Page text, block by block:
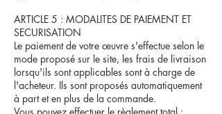
ARTICLE 5 : MODALITES DE PAIEMENT ET
SECURISATION
Le paiement de votre œuvre s'effectue selon le
mode proposé sur le site, les frais de livraison
lorsqu'ils sont applicables sont à charge de
l'acheteur. Ils sont proposés automatiquement
à part et en plus de la commande.